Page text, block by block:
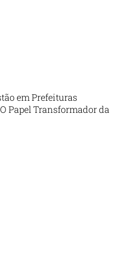
em Prefeituras
Papel Transformador da